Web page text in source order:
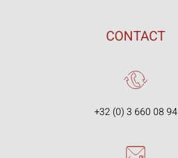
CONTACT
+32 (0) 3 660 08 94